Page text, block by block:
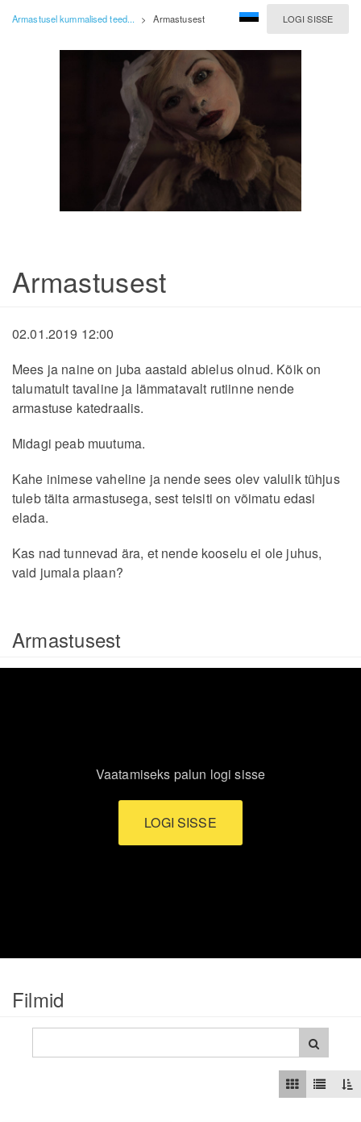
LOGI SISSE
Armastusel kummalised teed... > Armastusest
Armastusest
02.01.2019 12:00
Mees ja naine on juba aastaid abielus olnud. Kõik on
talumatult tavaline ja lämmatavalt rutiinne nende
armastuse katedraalis.
Midagi peab muutuma.
Kahe inimese vaheline ja nende sees olev valulik tühjus
tuleb täita armastusega, sest teisiti on võimatu edasi
elada.
Kas nad tunnevad ära, et nende kooselu ei ole juhus,
vaid jumala plaan?
Armastusest
Vaatamiseks palun logi sisse
LOGI SISSE
Filmid